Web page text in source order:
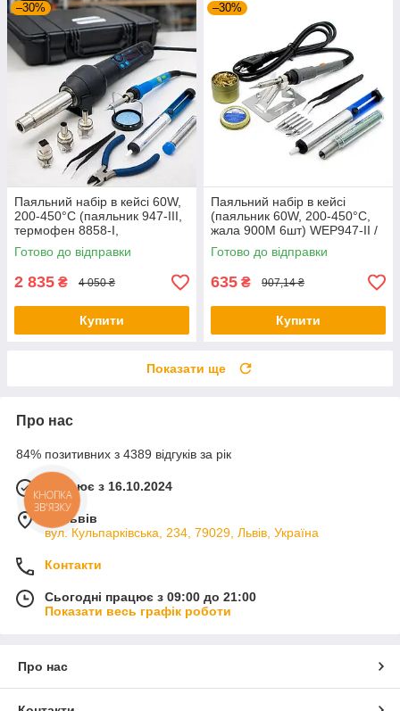
–30%
Паяльний набір в кейсі 60W,
200-450°C (паяльник 947-III,
термофен 8858-I,
інструменти та розхідники)
WEP / Набір для паяння
Готово до відправки
2 835 ₴ 4 050 ₴
Купити
–30%
Паяльний набір в кейсі
(паяльник 60W, 200-450°C,
жала 900M 6шт) WEP947-II /
Набір для паяння / Паяльник
з регулюванням температури
Готово до відправки
635 ₴ 907,14 ₴
Купити
Показати ще
Про нас
84% позитивних з 4389 відгуків за рік
Працює з 16.10.2024
м. Львів
вул. Кульпарківська, 234, 79029, Львів, Україна
Контакти
Сьогодні працює з 09:00 до 21:00
Показати весь графік роботи
Про нас
КНОПКА
ЗВ'ЯЗКУ